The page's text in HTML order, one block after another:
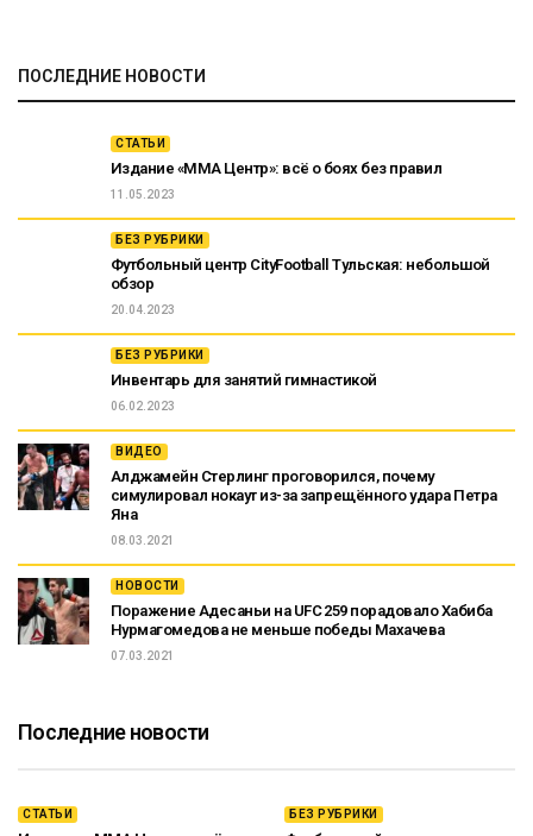
ПОСЛЕДНИЕ НОВОСТИ
СТАТЬИ
Издание «ММА Центр»: всё о боях без правил
11.05.2023
БЕЗ РУБРИКИ
Футбольный центр CityFootball Тульская: небольшой
обзор
20.04.2023
БЕЗ РУБРИКИ
Инвентарь для занятий гимнастикой
06.02.2023
ВИДЕО
Алджамейн Стерлинг проговорился, почему
симулировал нокаут из-за запрещённого удара Петра
Яна
08.03.2021
НОВОСТИ
Поражение Адесаньи на UFC 259 порадовало Хабиба
Нурмагомедова не меньше победы Махачева
07.03.2021
Последние новости
СТАТЬИ БЕЗ РУБРИКИ